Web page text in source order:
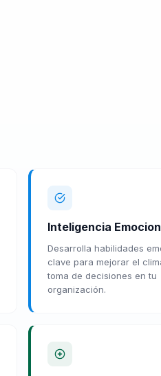
Inteligencia
Desarrolla habilidades
clave para mejorar el
toma de decisiones en tu
organización.